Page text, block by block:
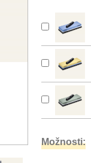
Možnosti: